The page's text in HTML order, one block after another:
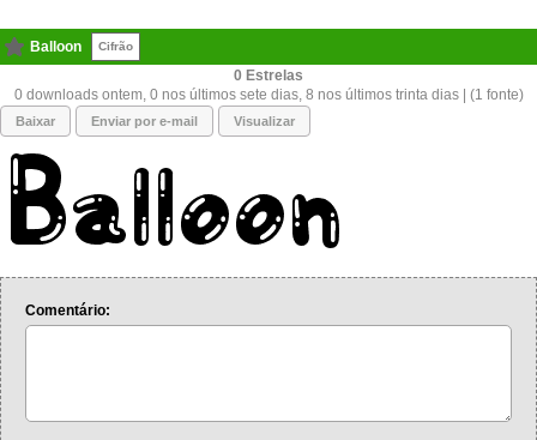
Balloon Cifrão
0
0 downloads ontem, 0 nos últimos sete dias, 8 nos últimos trinta dias | (1 fonte)
Baixar Enviar por e-mail Visualizar
Comentário: